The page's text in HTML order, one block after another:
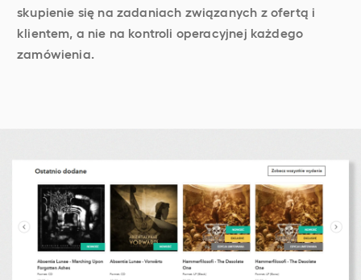
skupienie się na zadaniach związanych z ofertą i
klientem, a nie na kontroli operacyjnej każdego
zamówienia.